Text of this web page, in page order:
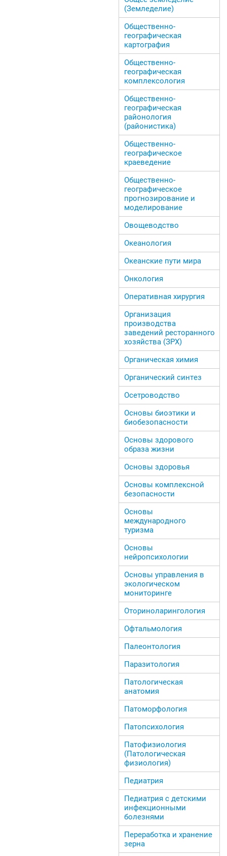
(Земледелие)
Общественно-
географическая
картография
Общественно-
географическая
комплексология
Общественно-
географическая
районология
(районистика)
Общественно-
географическое
краеведение
Общественно-
географическое
прогнозирование и
моделирование
Овощеводство
Океанология
Океанские пути мира
Онкология
Оперативная хирургия
Организация
производства
заведений ресторанного
хозяйства (ЗРХ)
Органическая химия
Органический синтез
Осетроводство
Основы биоэтики и
биобезопасности
Основы здорового
образа жизни
Основы здоровья
Основы комплексной
безопасности
Основы
международного
туризма
Основы
нейропсихологии
Основы управления в
экологическом
мониторинге
Оториноларингология
Офтальмология
Палеонтология
Паразитология
Патологическая
анатомия
Патоморфология
Патопсихология
Патофизиология
(Патологическая
физиология)
Педиатрия
Педиатрия с детскими
инфекционными
болезнями
Переработка и хранение
зерна